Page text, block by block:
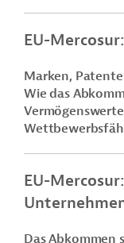
EU-
Marken,
Wie das
EU-
Das Abkommen